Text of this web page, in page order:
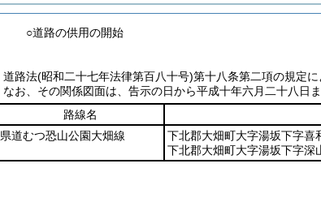
○道路の供用の開始
道路法(昭和二十七年法律第百八十号)第十八条第二項の規定
なお、その関係図面は、告示の日から平成十年六月二十八日
路線名
県道むつ恐山公園大畑線
下北郡大畑町大字湯坂下字喜
下北郡大畑町大字湯坂下字深